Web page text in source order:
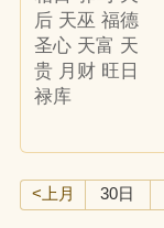
后 天巫 福德
圣心 天富 天
贵 月财 旺日
禄库
<上月 30日